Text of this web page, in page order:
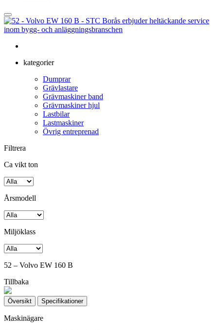
kategorier
Dumprar
Grävlastare
Grävmaskiner band
Grävmaskiner hjul
Lastbilar
Lastmaskiner
Övrig entreprenad
Filtrera
Ca vikt ton
Årsmodell
Miljöklass
52 – Volvo EW 160 B
Tillbaka
Översikt Specifikationer
Maskinägare